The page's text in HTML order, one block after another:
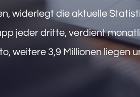
widerlegt die aktuelle
jeder dritte, verdient
weitere 3,9 Millionen liegen